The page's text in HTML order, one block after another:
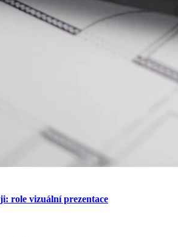
role vizuální prezentace